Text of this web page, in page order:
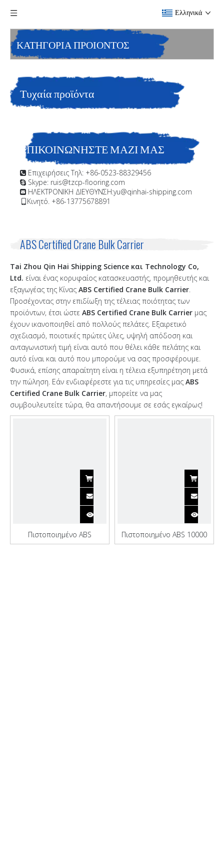
Ελληνικά
ΚΑΤΗΓΟΡΙΑ ΠΡΟΙΟΝΤΟΣ
Τυχαία προϊόντα
ΕΠΙΚΟΙΝΩΝΗΣΤΕ ΜΑΖΙ ΜΑΣ
 Επιχειρήσεις Τηλ: +86-0523-88329456
 Skype: ruis@tzcp-flooring.com
 ΗΛΕΚΤΡΟΝΙΚΗ ΔΙΕΥΘΥΝΣΗ:yu@qinhai-shipping.com
Κινητό. +86-13775678891
ABS Certified Crane Bulk Carrier
Tai Zhou Qin Hai Shipping Science και Technology Co,
Ltd. είναι ένας κορυφαίος κατασκευαστής, προμηθευτής και
εξαγωγέας της Κίνας ABS Certified Crane Bulk Carrier.
Προσέχοντας στην επιδίωξη της τέλειας ποιότητας των
προϊόντων, έτσι ώστε ABS Certified Crane Bulk Carrier μας
έχουν ικανοποιηθεί από πολλούς πελάτες. Εξαιρετικό
σχεδιασμό, ποιοτικές πρώτες ύλες, υψηλή απόδοση και
ανταγωνιστική τιμή είναι αυτό που θέλει κάθε πελάτης και
αυτό είναι και αυτό που μπορούμε να σας προσφέρουμε.
Φυσικά, επίσης απαραίτητη είναι η τέλεια εξυπηρέτηση μετά
την πώληση. Εάν ενδιαφέρεστε για τις υπηρεσίες μας ABS
Certified Crane Bulk Carrier, μπορείτε να μας
συμβουλευτείτε τώρα, θα απαντήσουμε σε εσάς εγκαίρως!
Πιστοποιημένο ABS
πολλαπλών χρήσεων
Πιστοποιημένο ABS 10000
Tons Crane Bulk Carrier